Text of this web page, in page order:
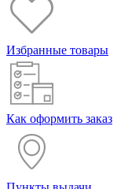
Избранные товары
Как оформить заказ